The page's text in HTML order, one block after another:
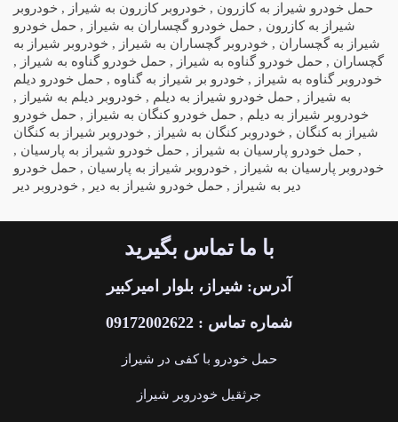
حمل خودرو شیراز به کازرون , خودروبر کازرون به شیراز , خودروبر
شیراز به کازرون , حمل خودرو گچساران به شیراز , حمل خودرو
شیراز به گچساران , خودروبر گچساران به شیراز , خودروبر شیراز به
گچساران , حمل خودرو گناوه به شیراز , حمل خودرو گناوه به شیراز ,
خودروبر گناوه به شیراز , خودرو بر شیراز به گناوه , حمل خودرو دیلم
به شیراز , حمل خودرو شیراز به دیلم , خودروبر دیلم به شیراز ,
خودروبر شیراز به دیلم , حمل خودرو کنگان به شیراز , حمل خودرو
شیراز به کنگان , خودروبر کنگان به شیراز , خودروبر شیراز به کنگان
, حمل خودرو پارسیان به شیراز , حمل خودرو شیراز به پارسیان ,
خودروبر پارسیان به شیراز , خودروبر شیراز به پارسیان , حمل خودرو
دیر به شیراز , حمل خودرو شیراز به دیر , خودروبر دیر
با ما تماس بگیرید
آدرس: شیراز، بلوار امیرکبیر
شماره تماس : 09172002622
حمل خودرو با کفی در شیراز
جرثقیل خودروبر شیراز